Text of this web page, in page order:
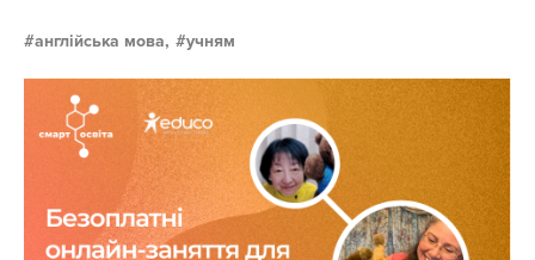
англійська мова, учням